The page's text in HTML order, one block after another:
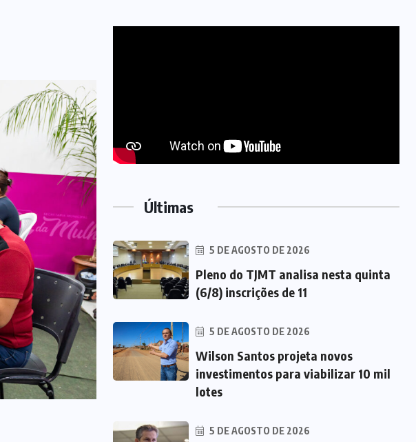
Últimas
5 DE AGOSTO DE 2026
Pleno do TJMT analisa nesta quinta
(6/8) inscrições de 11
5 DE AGOSTO DE 2026
Wilson Santos projeta novos
investimentos para viabilizar 10 mil
lotes
5 DE AGOSTO DE 2026